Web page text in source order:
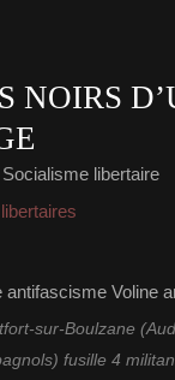
NOIRS
Socialisme libertaire
sur-Boulzane
fusille 4